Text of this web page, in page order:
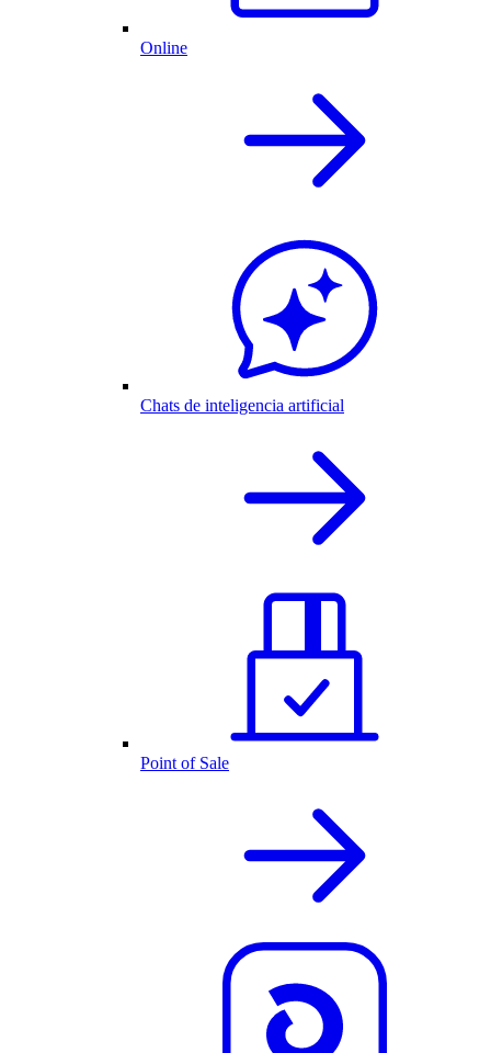
Online
Chats de inteligencia artificial
Point of Sale